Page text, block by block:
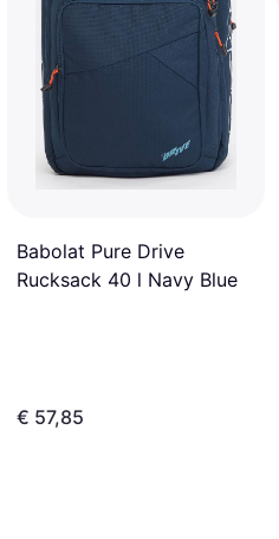
Babolat Pure Drive
Rucksack 40 l Navy Blue
€ 57,85